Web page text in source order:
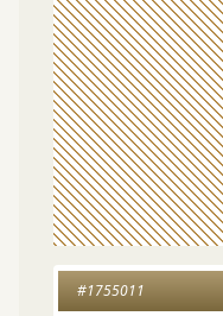
#1755011